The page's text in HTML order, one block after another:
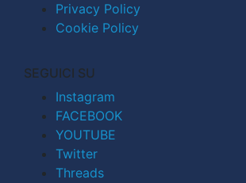
Privacy Policy
Cookie Policy
SEGUICI SU
Instagram
FACEBOOK
YOUTUBE
Twitter
Threads